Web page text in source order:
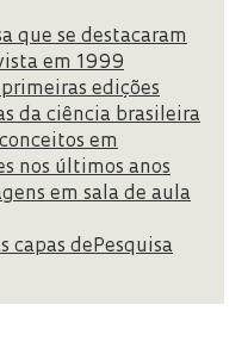
que se destacaram
em 1999
edições
da ciência brasileira
em
nos últimos anos
em sala de aula
capas dePesquisa